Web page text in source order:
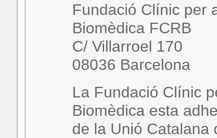
Fundació Clínic per
Biomèdica FCRB
C/ Villarroel 170
08036 Barcelona
La Fundació Clínic
Biomèdica esta
de la Unió Catalana